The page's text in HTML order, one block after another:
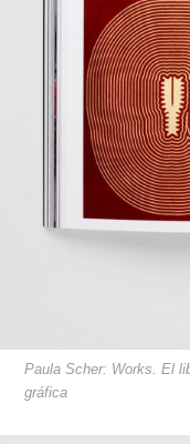
Paula Scher: Works. El
gráfica